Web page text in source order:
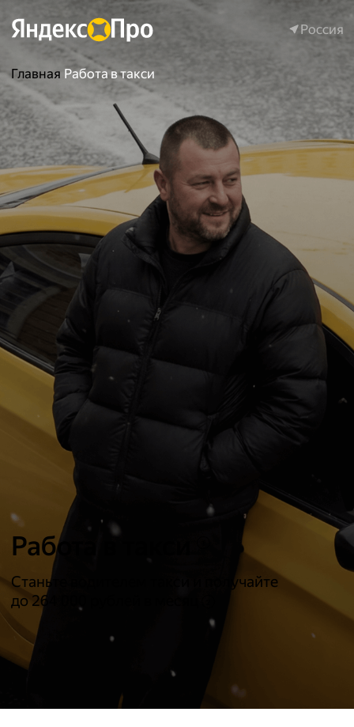
Россия
Главная Работа в такси
Россия
Работа в такси
Станьте водителем такси и получайте
до 264 000